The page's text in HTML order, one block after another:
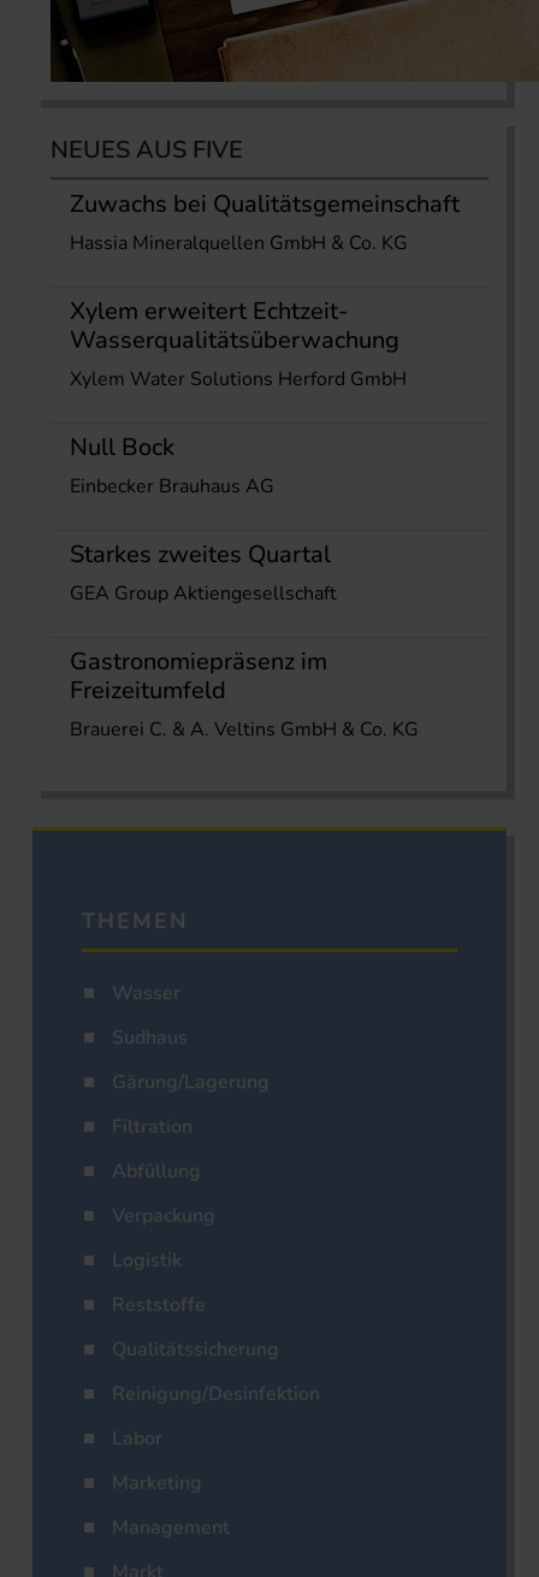
NEUES AUS FIVE
Zuwachs bei Qualitätsgemeinschaft
Hassia Mineralquellen GmbH & Co. KG
Xylem erweitert Echtzeit-
Wasserqualitätsüberwachung
Xylem Water Solutions Herford GmbH
Null Bock
Einbecker Brauhaus AG
Starkes zweites Quartal
GEA Group Aktiengesellschaft
Gastronomiepräsenz im
Freizeitumfeld
Brauerei C. & A. Veltins GmbH & Co. KG
THEMEN
Wasser
Sudhaus
Gärung/Lagerung
Filtration
Abfüllung
Verpackung
Logistik
Reststoffe
Qualitätssicherung
Reinigung/Desinfektion
Labor
Marketing
Management